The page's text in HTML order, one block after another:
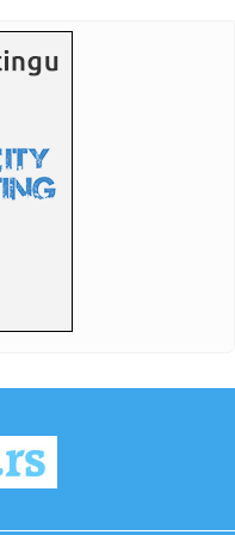
za bušenje bez dozvole:
najviše minimalne temperature
– čitav spisak
ON IZABRAO DRUGI PUT:
pomoć za one koji gase